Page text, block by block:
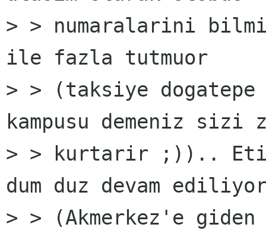
> > numaralarini
ile fazla tutmuor
> > (taksiye
kampusu demeniz sizi
> > kurtarir ;))..
dum duz devam
> > (Akmerkez'e